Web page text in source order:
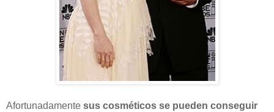
Afortunadamente sus cosméticos se pueden conseguir